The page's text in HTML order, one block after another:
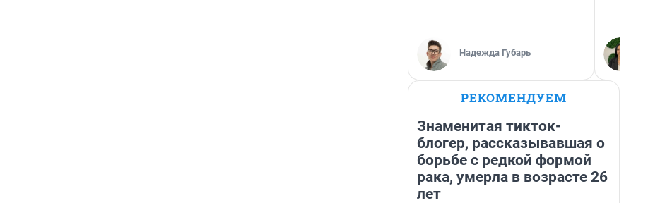
Надежда Губарь
РЕКОМЕНДУЕМ
Знаменитая тикток-
блогер, рассказывавшая о
борьбе с редкой формой
рака, умерла в возрасте 26
лет